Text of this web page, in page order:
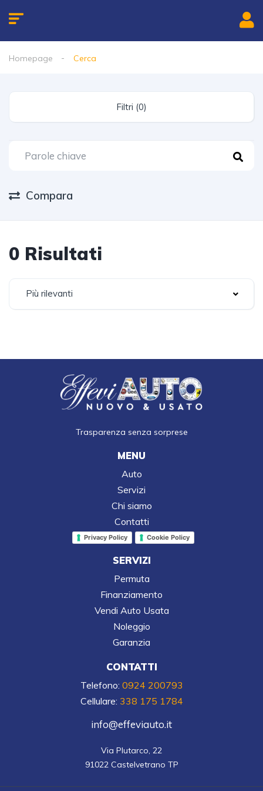
Homepage Cerca
Filtri (0)
Compara
0 Risultati
Più rilevanti
Trasparenza senza sorprese
MENU
Auto
Servizi
Chi siamo
Contatti
Privacy Policy Cookie Policy
SERVIZI
Permuta
Finanziamento
Vendi Auto Usata
Noleggio
Garanzia
CONTATTI
Telefono: 0924 200793
Cellulare: 338 175 1784
info@effeviauto.it
Via Plutarco, 22
91022 Castelvetrano TP